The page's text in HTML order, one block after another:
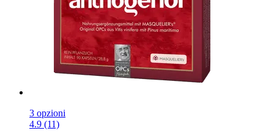
3 opzioni
4.9 (11)